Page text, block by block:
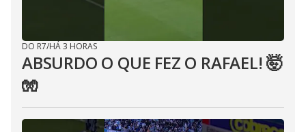
DO R7/HÁ 3 HORAS
ABSURDO O QUE FEZ O RAFAEL! 🤯
🧤